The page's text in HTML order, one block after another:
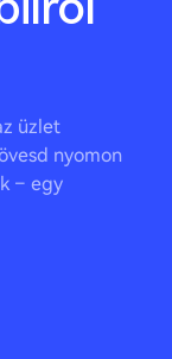
üzlet
nyomon
– egy